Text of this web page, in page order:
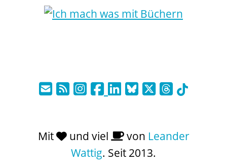
Mit und viel von Leander
Wattig. Seit 2013.